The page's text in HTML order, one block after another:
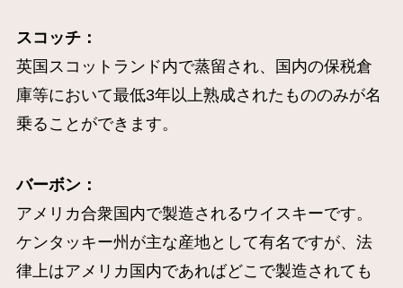
スコッチ：
英国スコットランド内で蒸留され、国内の保税倉
庫等において最低3年以上熟成されたもののみが名
乗ることができます。
バーボン：
アメリカ合衆国内で製造されるウイスキーです。
ケンタッキー州が主な産地として有名ですが、法
律上はアメリカ国内であればどこで製造されても